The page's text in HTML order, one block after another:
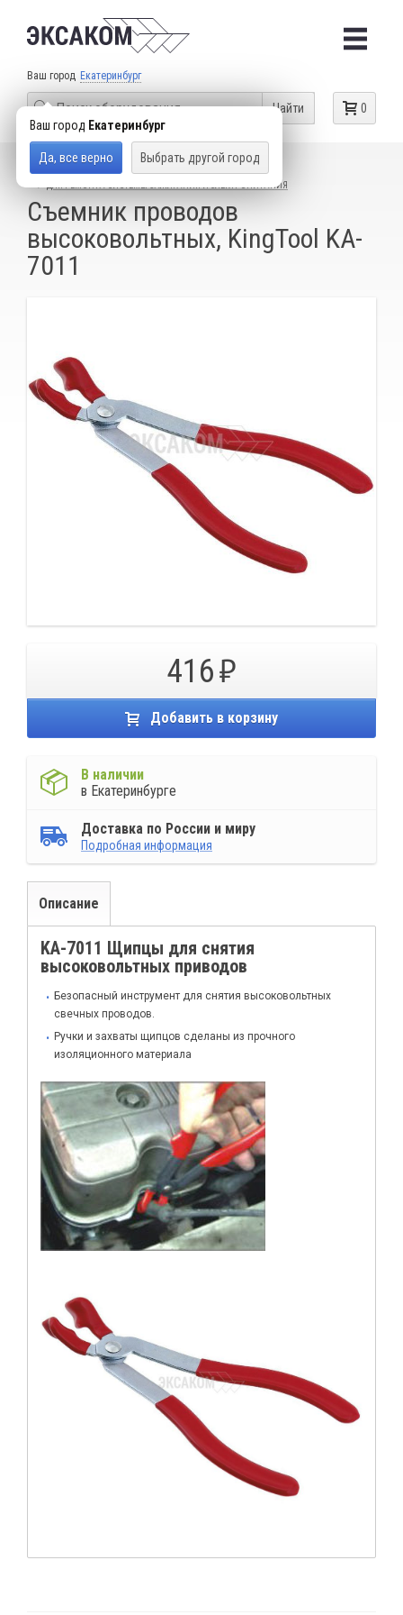
Ваш город Екатеринбург
Ваш город Екатеринбург
Да, все верно Выбрать другой город
0
Найти
КАТАЛОГ ТОВАРОВ
СПЕЦИАЛЬНЫЙ ИНСТРУМЕНТ
ДЛЯ РЕМОНТА СИСТЕМЫ ЗАЖИГАНИЯ И ЭЛЕКТРОПИТАНИЯ
Съемник проводов
высоковольтных, KingTool KA-
7011
416
Добавить в корзину
В наличии
в Екатеринбурге
Доставка по России и миру
Подробная информация
Описание
KA-7011 Щипцы для снятия
высоковольтных приводов
Безопасный инструмент для снятия высоковольтных
свечных проводов.
Ручки и захваты щипцов сделаны из прочного
изоляционного материала